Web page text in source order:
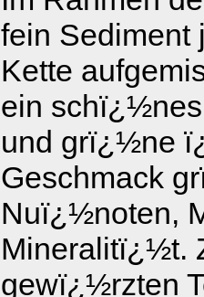
fein Sediment
Kette
ein
und grï¿½ne
Geschmack
Nuï¿½noten,
Mineralitï¿½t.
gewï¿½rzten